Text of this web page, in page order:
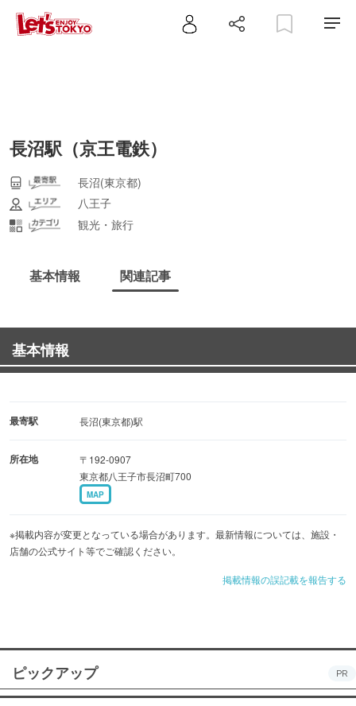
長沼駅（京王電鉄）
長沼(東京都)
八王子
観光・旅行
基本情報 関連記事
基本情報
最寄駅 長沼(東京都)駅
所在地
〒192-0907
東京都八王子市長沼町700
MAP
※掲載内容が変更となっている場合があります。最新情報については、施設・
店舗の公式サイト等でご確認ください。
掲載情報の誤記載を報告する
ピックアップ PR